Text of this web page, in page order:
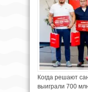
Когда решают
выиграли 700